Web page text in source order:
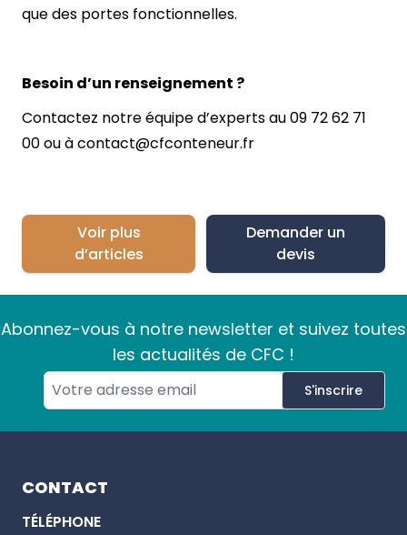
que des portes fonctionnelles.
Besoin d’un renseignement ?
Contactez notre équipe d’experts au09 72 62 71
00ou àcontact@cfconteneur.fr
Voir plus
d’articles
Demander un
devis
Abonnez-vous à notre newsletter et suivez toutes
les actualités de CFC !
S'inscrire
CONTACT
TÉLÉPHONE